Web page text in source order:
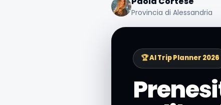
Provincia di Alessandria
🏆 AI Trip Planner 2026